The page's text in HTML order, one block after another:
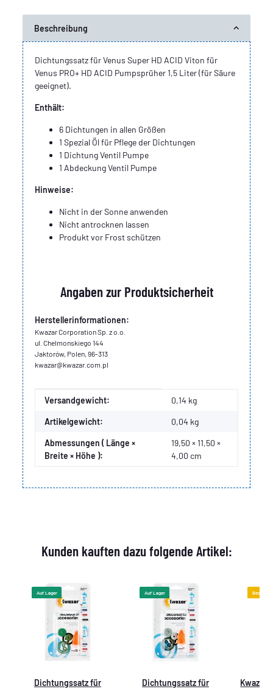
Beschreibung
Dichtungssatz für Venus Super HD ACID Viton für
Venus PRO+ HD ACID Pumpsprüher 1,5 Liter (für Säure
geeignet).
Enthält:
6 Dichtungen in allen Größen
1 Spezial Öl für Pflege der Dichtungen
1 Dichtung Ventil Pumpe
1 Abdeckung Ventil Pumpe
Hinweise:
Nicht in der Sonne anwenden
Nicht antrocknen lassen
Produkt vor Frost schützen
Angaben zur Produktsicherheit
Herstellerinformationen:
Kwazar Corporation Sp. z o.o.
ul. Chelmonskiego 144
Jaktorów, Polen, 96-313
kwazar@kwazar.com.pl
Produkteigenschaft
Wert
Versandgewicht: 0,14 kg
Artikelgewicht: 0,04 kg
Abmessungen ( Länge ×
Breite × Höhe ):
19,50 × 11,50 ×
4,00 cm
Kunden kauften dazu folgende Artikel:
Auf Lager
Dichtungssatz für
Auf Lager
Dichtungssatz für
Bestseller
Kwazar